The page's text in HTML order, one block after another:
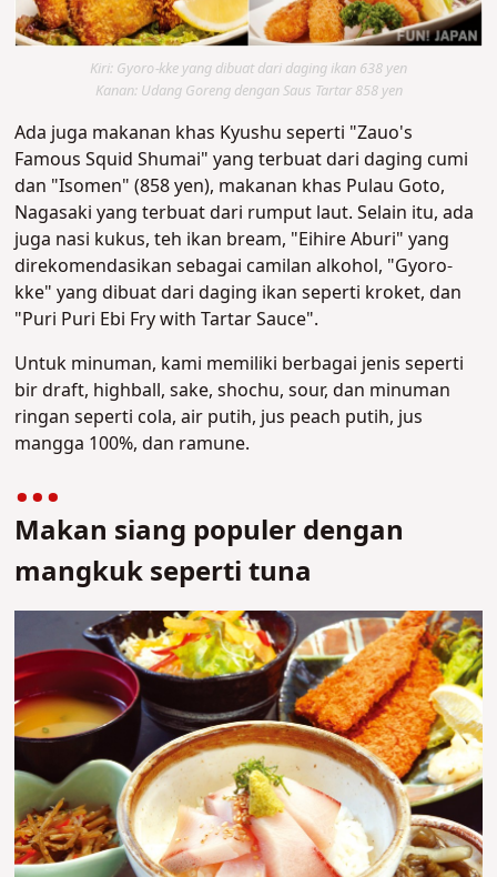
Kiri: Gyoro-kke yang dibuat dari daging ikan 638 yen
Kanan: Udang Goreng dengan Saus Tartar 858 yen
Ada juga makanan khas Kyushu seperti "Zauo's
Famous Squid Shumai" yang terbuat dari daging cumi
dan "Isomen" (858 yen), makanan khas Pulau Goto,
Nagasaki yang terbuat dari rumput laut. Selain itu, ada
juga nasi kukus, teh ikan bream, "Eihire Aburi" yang
direkomendasikan sebagai camilan alkohol, "Gyoro-
kke" yang dibuat dari daging ikan seperti kroket, dan
"Puri Puri Ebi Fry with Tartar Sauce".
Untuk minuman, kami memiliki berbagai jenis seperti
bir draft, highball, sake, shochu, sour, dan minuman
ringan seperti cola, air putih, jus peach putih, jus
mangga 100%, dan ramune.
Makan siang populer dengan
mangkuk seperti tuna